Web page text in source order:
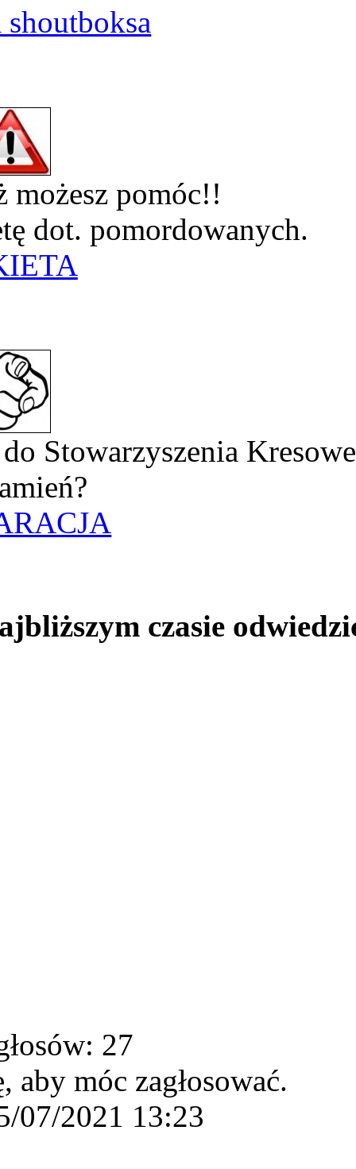
możesz pomóc!!
dot. pomordowanych.
Stowarzyszenia
czasie
27
aby móc zagłosować.
07/2021 13:23